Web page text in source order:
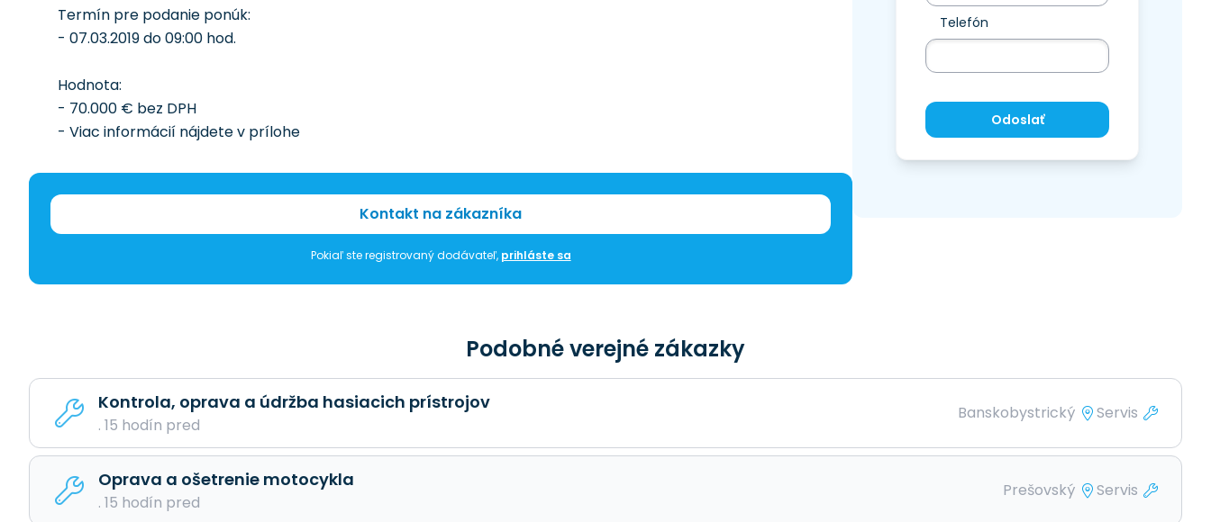
Termín pre podanie ponúk:
- 07.03.2019 do 09:00 hod.
Hodnota:
- 70.000 € bez DPH
- Viac informácií nájdete v prílohe
Kontakt na zákazníka
Pokiaľ ste registrovaný dodávateľ, prihláste sa
Telefón
Odoslať
Podobné verejné zákazky
Kontrola, oprava a údržba hasiacich prístrojov
. 15 hodín pred
Banskobystrický Servis
Oprava a ošetrenie motocykla
. 15 hodín pred
Prešovský Servis